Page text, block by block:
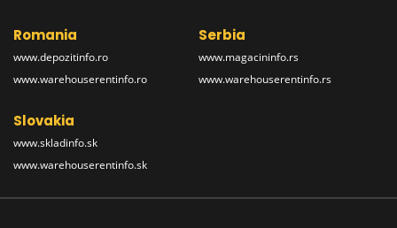
Romania
www.depozitinfo.ro
www.warehouserentinfo.ro
Serbia
www.magacininfo.rs
www.warehouserentinfo.rs
Slovakia
www.skladinfo.sk
www.warehouserentinfo.sk